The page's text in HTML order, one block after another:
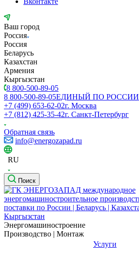
Ваш город
Россия
Россия
Беларусь
Казахстан
Армения
Кыргызстан
8 800-500-89-05
8 800-500-89-05ЕДИНЫЙ ПО РОССИИ
+7 (499) 653-62-02г. Москва
+7 (812) 425-35-42г. Санкт-Петербург
Обратная связь
info@energozapad.ru
RU
Поиск
Энергомашиностроение
Производство | Монтаж
Услуги